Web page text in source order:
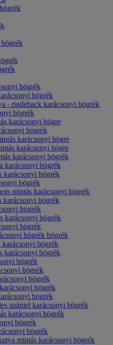
bögrék
bögrék
bögrék
- rigdeback karácsonyi bögrék
bögrék
karácsonyi bögre
bögrék
karácsonyi bögre
karácsonyi bögre
karácsonyi bögrék
karácsonyi bögrék
karácsonyi bögrék
bögrék
mintás karácsonyi bögrék
karácsonyi bögrék
bögrék
karácsonyi bögrék
bögrék
bögrék bögrék
bögrék
karácsonyi bögrék
bögrék
bögrék
bögrék
bögrék
bögrék
spániel karácsonyi bögrék
karácsonyi bögrék
bögrék
bögrék
mintás karácsonyi bögrék